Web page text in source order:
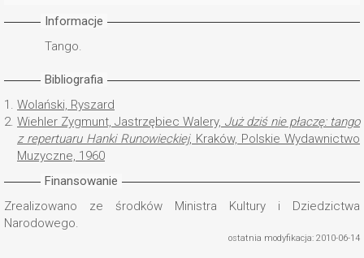
Informacje
Tango.
Bibliografia
1. Wolański, Ryszard
2. Wiehler Zygmunt, Jastrzębiec Walery, Już dziś nie płaczę: tango
z repertuaru Hanki Runowieckiej, Kraków, Polskie Wydawnictwo
Muzyczne, 1960
Finansowanie
Zrealizowano ze środków Ministra Kultury i Dziedzictwa
Narodowego.
ostatnia modyfikacja: 2010-06-14